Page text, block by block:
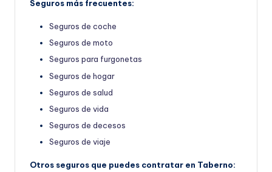
Seguros más frecuentes:
Seguros de coche
Seguros de moto
Seguros para furgonetas
Seguros de hogar
Seguros de salud
Seguros de vida
Seguros de decesos
Seguros de viaje
Otros seguros que puedes contratar en Taberno: